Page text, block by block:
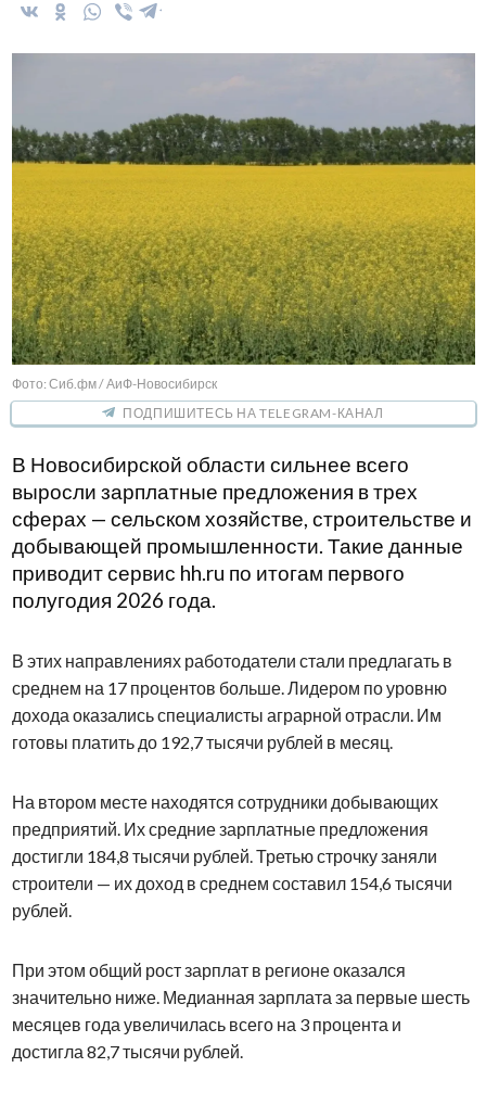
Фото: Сиб.фм / АиФ-Новосибирск
ПОДПИШИТЕСЬ НА TELEGRAM-КАНАЛ
В Новосибирской области сильнее всего
выросли зарплатные предложения в трех
сферах — сельском хозяйстве, строительстве и
добывающей промышленности. Такие данные
приводит сервис hh.ru по итогам первого
полугодия 2026 года.
В этих направлениях работодатели стали предлагать в
среднем на 17 процентов больше. Лидером по уровню
дохода оказались специалисты аграрной отрасли. Им
готовы платить до 192,7 тысячи рублей в месяц.
На втором месте находятся сотрудники добывающих
предприятий. Их средние зарплатные предложения
достигли 184,8 тысячи рублей. Третью строчку заняли
строители — их доход в среднем составил 154,6 тысячи
рублей.
При этом общий рост зарплат в регионе оказался
значительно ниже. Медианная зарплата за первые шесть
месяцев года увеличилась всего на 3 процента и
достигла 82,7 тысячи рублей.